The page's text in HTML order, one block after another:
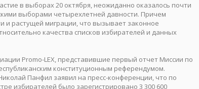
в выборах 20 октября, неожиданно оказалось почти
выборами четырехлетней давности. Причем
и растущей миграции, что вызывает законное
качества списков избирателей и данных
Promo-LEX, представившие первый отчет Миссии по
конституционным референдумом.
Панфил заявил на пресс-конференции, что по
избирателей было зарегистрировано 3 300 600